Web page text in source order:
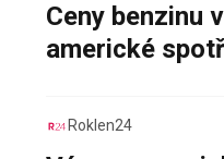
Ceny benzinu
americké
Roklen24